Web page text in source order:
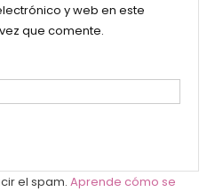
y web en este
que comente.
el spam. Aprende cómo se